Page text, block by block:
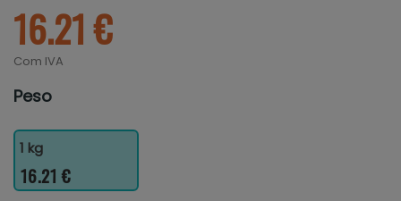
16.21 €
Com IVA
Peso
1 kg
16.21 €